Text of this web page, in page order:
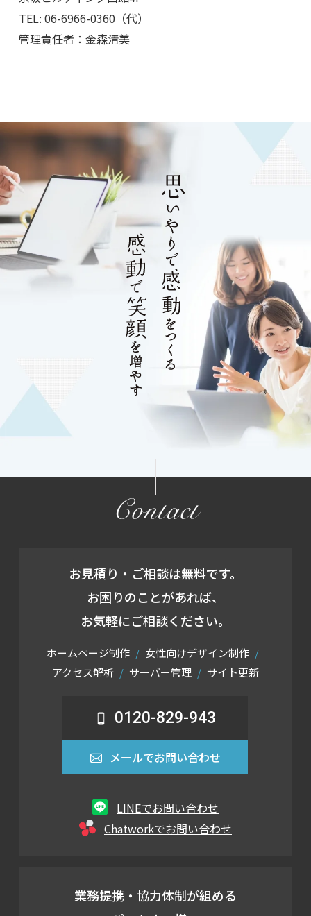
TEL: 06-6966-0360 （代）
管理責任者：金森清美
Contact
お見積り・ご相談は無料です。
お困りのことがあれば、
お気軽にご相談ください。
ホームページ制作
女性向けデザイン制作
アクセス解析
サーバー管理 サイト更新
0120-829-943
メールでお問い合わせ
LINEでお問い合わせ
Chatworkでお問い合わせ
業務提携・協力体制が組める